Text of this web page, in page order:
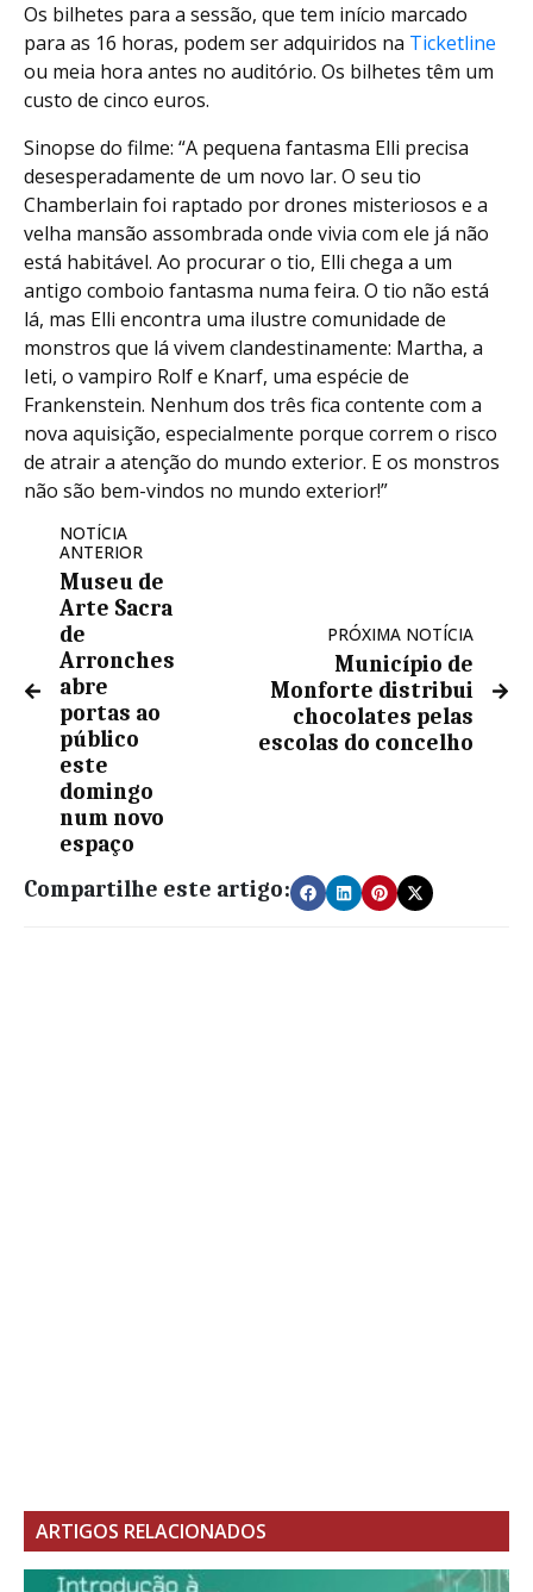
Os bilhetes para a sessão, que tem início marcado
para as 16 horas, podem ser adquiridos na Ticketline
ou meia hora antes no auditório. Os bilhetes têm um
custo de cinco euros.
Sinopse do filme: “A pequena fantasma Elli precisa
desesperadamente de um novo lar. O seu tio
Chamberlain foi raptado por drones misteriosos e a
velha mansão assombrada onde vivia com ele já não
está habitável. Ao procurar o tio, Elli chega a um
antigo comboio fantasma numa feira. O tio não está
lá, mas Elli encontra uma ilustre comunidade de
monstros que lá vivem clandestinamente: Martha, a
Ieti, o vampiro Rolf e Knarf, uma espécie de
Frankenstein. Nenhum dos três fica contente com a
nova aquisição, especialmente porque correm o risco
de atrair a atenção do mundo exterior. E os monstros
não são bem-vindos no mundo exterior!”
NOTÍCIA
ANTERIOR
Museu de
Arte Sacra
de
Arronches
abre
portas ao
público
este
domingo
num novo
espaço
PRÓXIMA NOTÍCIA
Município de
Monforte distribui
chocolates pelas
escolas do concelho
Compartilhe este artigo:
ARTIGOS RELACIONADOS